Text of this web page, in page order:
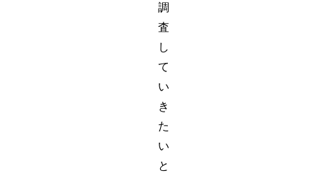
調
査
し
て
い
き
た
い
と